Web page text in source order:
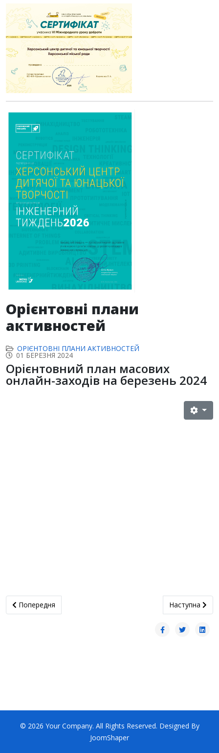
Орієнтовні плани
активностей
ОРІЄНТОВНІ ПЛАНИ АКТИВНОСТЕЙ
01 БЕРЕЗНЯ 2024
Орієнтовний план масових
онлайн-заходів на березень 2024
Попередня стаття: Орієнтовний план масових онлайн-
Попередня наступна
Наступна
© 2026 Your Company. All Rights Reserved. Designed By
JoomShaper